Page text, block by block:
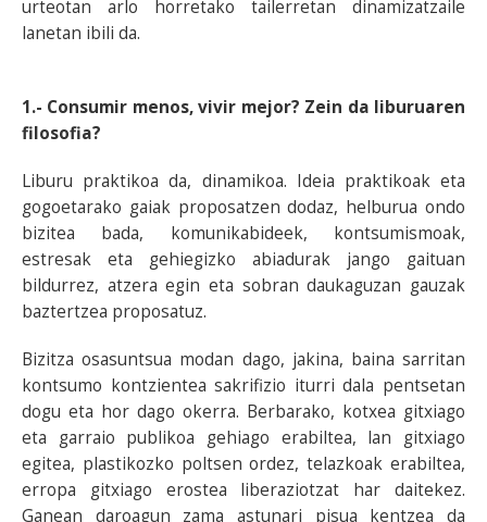
urteotan arlo horretako tailerretan dinamizatzaile
lanetan ibili da.
1.- Consumir menos, vivir mejor? Zein da liburuaren
filosofia?
Liburu praktikoa da, dinamikoa. Ideia praktikoak eta
gogoetarako gaiak proposatzen dodaz, helburua ondo
bizitea bada, komunikabideek, kontsumismoak,
estresak eta gehiegizko abiadurak jango gaituan
bildurrez, atzera egin eta sobran daukaguzan gauzak
baztertzea proposatuz.
Bizitza osasuntsua modan dago, jakina, baina sarritan
kontsumo kontzientea sakrifizio iturri dala pentsetan
dogu eta hor dago okerra. Berbarako, kotxea gitxiago
eta garraio publikoa gehiago erabiltea, lan gitxiago
egitea, plastikozko poltsen ordez, telazkoak erabiltea,
erropa gitxiago erostea liberaziotzat har daitekez.
Ganean daroagun zama astunari pisua kentzea da